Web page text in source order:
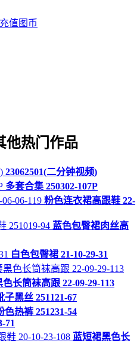
充值图币
他热门作品
23062501(二分钟视频)
多套合集 250302-107P
粉色连衣裙高跟鞋 22-
蓝色包臀裙肉丝高
白色包臀裙 21-10-29-31
长筒袜高跟 22-09-29-113
子黑丝 251121-67
色热裤 251231-54
71
蓝短裙黑色长